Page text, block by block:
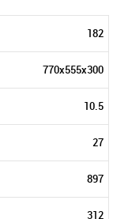
182
770x555x300
10.5
27
897
312